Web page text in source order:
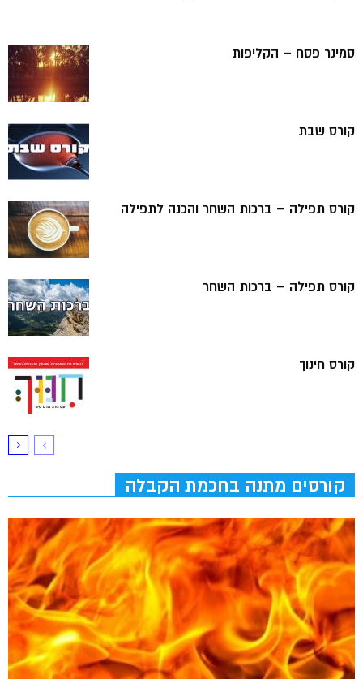
סמינר פסח – הקליפות
קורס שבת
קורס תפילה – ברכות השחר והכנה לתפילה
קורס תפילה – ברכות השחר
קורס חינוך
קורסים מתנה בחכמת הקבלה